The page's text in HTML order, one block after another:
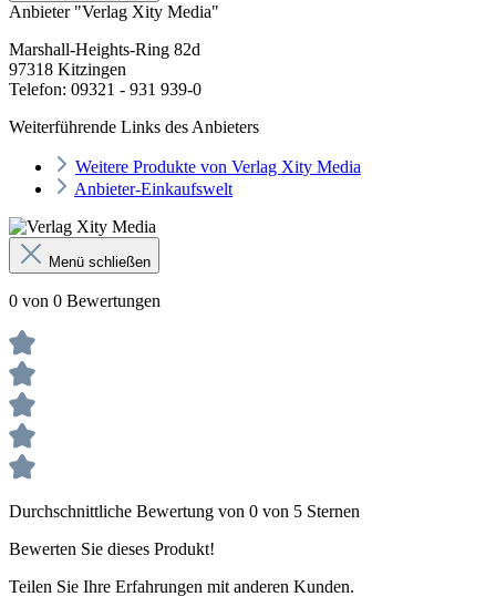
Anbieter "Verlag Xity Media"
Marshall-Heights-Ring 82d
97318 Kitzingen
Telefon: 09321 - 931 939-0
Weiterführende Links des Anbieters
Weitere Produkte von Verlag Xity Media
Anbieter-Einkaufswelt
Menü schließen
0 von 0 Bewertungen
Durchschnittliche Bewertung von 0 von 5 Sternen
Bewerten Sie dieses Produkt!
Teilen Sie Ihre Erfahrungen mit anderen Kunden.